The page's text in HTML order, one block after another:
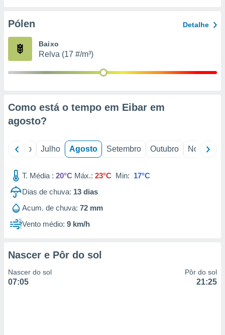
através
estudos
e
Pólen Detalhe
Baixo
Relva (17 #/m³)
Como está o tempo em Eibar em
agosto?
Junho Julho Agosto Setembro Outubro Novembro
T. Média : 20°C Máx.: 23°C Min: 17°C
Dias de chuva: 13 dias
Acum. de chuva: 72 mm
Vento médio: 9 km/h
Nascer e Pôr do sol
Nascer do sol
07:05
Pôr do sol
21:25